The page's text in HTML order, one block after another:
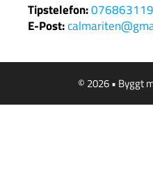
Tipstelefon:
E-Post:
© 2026• Byggt